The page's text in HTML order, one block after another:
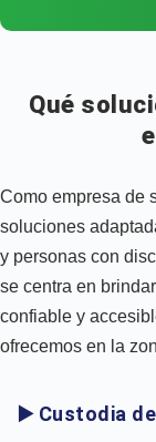
Qué
Como empresa de
soluciones
y personas con
se centra en
confiable y
ofrecemos en la
▶️ Custodia